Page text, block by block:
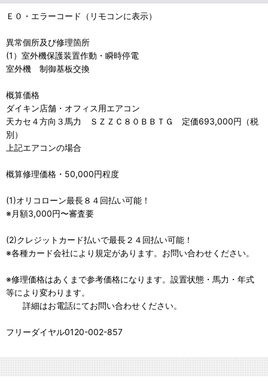
Ｅ０・エラーコード（リモコンに表示）
異常個所及び修理箇所
(1）室外機保護装置作動・瞬時停電
室外機 制御基板交換
概算価格
ダイキン店舗・オフィス用エアコン
天カセ４方向３馬力 ＳＺＺＣ８０ＢＢＴＧ 定価693,000円（税
別）
上記エアコンの場合
概算修理価格・50,000円程度
(1)オリコローン最長８４回払い可能！
※月額3,000円〜審査要
(2)クレジットカード払いで最長２４回払い可能！
※各種カード会社により規定があります。お問い合わせください。
※修理価格はあくまで参考価格になります。設置状態・馬力・年式
等により変わります。
詳細はお電話にてお問い合わせください。
フリーダイヤル0120-002-857